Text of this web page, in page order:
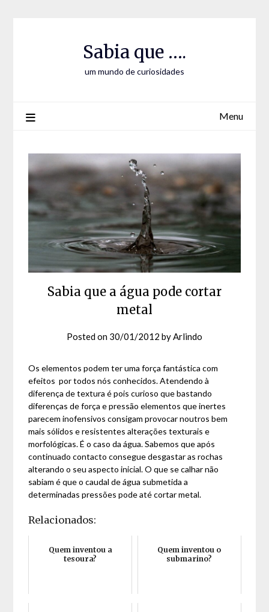
Sabia que ….
um mundo de curiosidades
Menu
Sabia que a água pode cortar
metal
Posted on 30/01/2012 byArlindo
Os elementos podem ter uma força fantástica com
efeitos por todos nós conhecidos. Atendendo à
diferença de textura é pois curioso que bastando
diferenças de força e pressão elementos que inertes
parecem inofensivos consigam provocar noutros bem
mais sólidos e resistentes alterações texturais e
morfológicas. É o caso da água. Sabemos que após
continuado contacto consegue desgastar as rochas
alterando o seu aspecto inicial. O que se calhar não
sabiam é que o caudal de água submetida a
determinadas pressões pode até cortar metal.
Relacionados:
Quem inventou a
tesoura?
Quem inventou o
submarino?